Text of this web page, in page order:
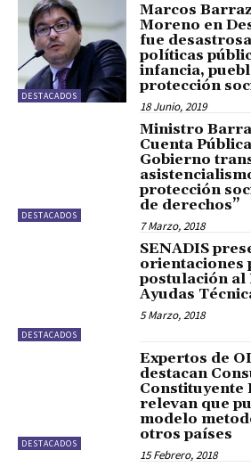
DESTACADOS
Marcos
Moreno en
fue
políticas
infancia,
protección
18 Junio, 2019
DESTACADOS
Ministro
Cuenta
Gobierno
protección
de derechos”
7 Marzo, 2018
DESTACADOS
SENADIS
orientaciones
postulación al
Ayudas
5 Marzo, 2018
DESTACADOS
Expertos de
destacan
Constituyente
relevan que
modelo
otros países
15 Febrero, 2018